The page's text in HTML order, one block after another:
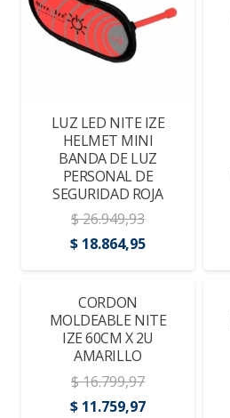
LUZ LED NITE IZE
HELMET MINI
BANDA DE LUZ
PERSONAL DE
SEGURIDAD ROJA
$26.949,93
El
precio
original
era:
$ 26.949,93.
$ 18.864,95El
precio
es:
$ 18.864,95.
¡OFERTA!CORDON
MOLDEABLE NITE
IZE 60CM X 2U
AMARILLO
$16.799,97
El
$ 11.759,97El